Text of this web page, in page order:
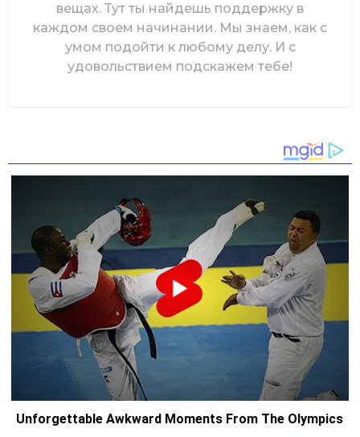
вещах. Тут ты найдешь поддержку в
каждом своем начинании. Мы знаем, как с
умом подойти к любому делу. И с
удовольствием подскажем тебе!